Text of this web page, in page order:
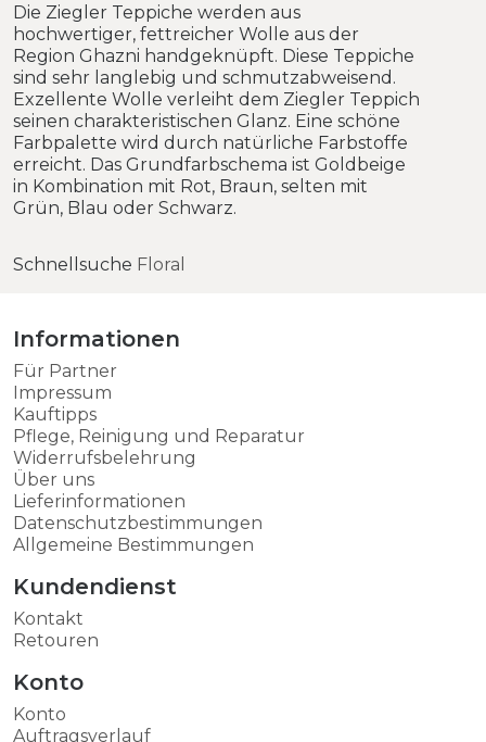
Die Ziegler Teppiche werden aus
hochwertiger, fettreicher Wolle aus der
Region Ghazni handgeknüpft. Diese Teppiche
sind sehr langlebig und schmutzabweisend.
Exzellente Wolle verleiht dem Ziegler Teppich
seinen charakteristischen Glanz. Eine schöne
Farbpalette wird durch natürliche Farbstoffe
erreicht. Das Grundfarbschema ist Goldbeige
in Kombination mit Rot, Braun, selten mit
Grün, Blau oder Schwarz.
Schnellsuche Floral
Informationen
Für Partner
Impressum
Kauftipps
Pflege, Reinigung und Reparatur
Widerrufsbelehrung
Über uns
Lieferinformationen
Datenschutzbestimmungen
Allgemeine Bestimmungen
Kundendienst
Kontakt
Retouren
Konto
Konto
Auftragsverlauf